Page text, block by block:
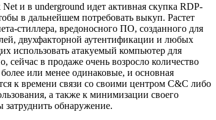
и в underground идет активная скупка RDP-
в дальнейшем потребовать выкуп. Растет
стиллера, вредоносного ПО, созданного для
двухфакторной аутентификации и любых
использовать атакуемый компьютер для
сейчас в продаже очень возросло количество
или менее одинаковые, и основная
к времени связи со своими центром С&С либо
а также к минимизации своего
затруднить обнаружение.